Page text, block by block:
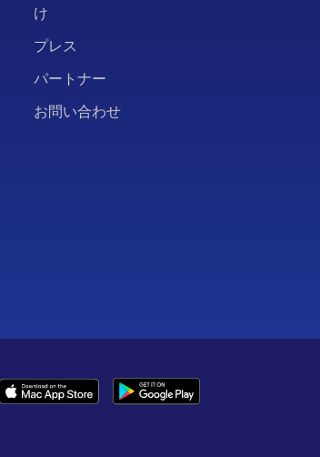
け
プレス
パートナー
お問い合わせ